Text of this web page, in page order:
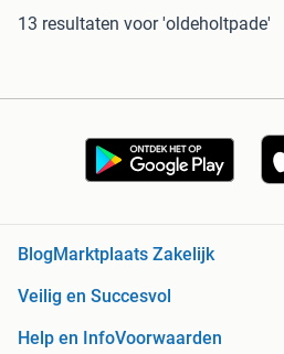
13 resultaten voor 'oldeholtpade'
Blog Marktplaats Zakelijk
Veilig en Succesvol
Help en InfoVoorwaarden